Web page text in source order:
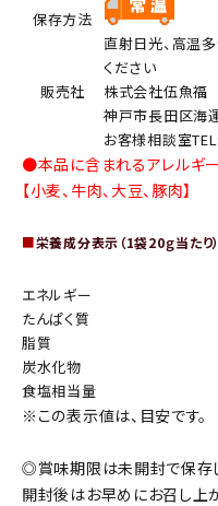
保存方法
直射日光、高温
ください
販売社
株式会社伍魚福
神戸市長田区海
お客様相談室
●本品に含まれるアレルギ
【小麦、牛肉、大豆、豚肉】
■栄養成分表示（1袋20ｇ当たり）
エネルギー
たんぱく質
脂質
炭水化物
食塩相当量
※この表示値は、目安です。
◎賞味期限は未開封で保存
開封後はお早めにお召し上